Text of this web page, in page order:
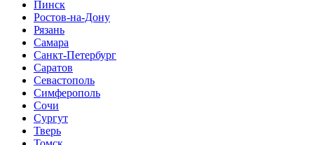
Пинск
Ростов-на-Дону
Рязань
Самара
Санкт-Петербург
Саратов
Севастополь
Симферополь
Сочи
Сургут
Тверь